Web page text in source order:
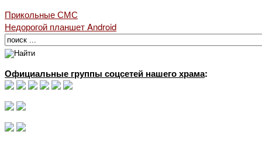
Прикольные СМС
Недорогой планшет Android
Официальные группы соцсетей нашего храма: